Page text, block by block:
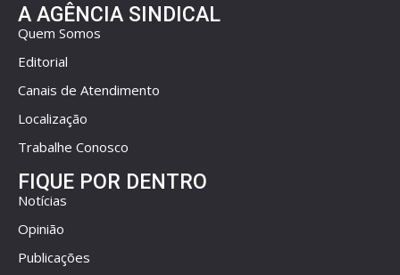
A AGÊNCIA SINDICAL
Quem Somos
Editorial
Canais de Atendimento
Localização
Trabalhe Conosco
FIQUE POR DENTRO
Notícias
Opinião
Publicações